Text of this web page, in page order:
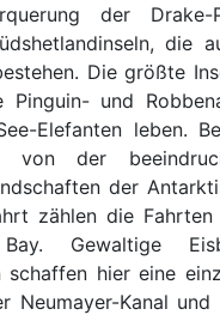
der Drake-
die
Die größte
Pinguin- und
Elefanten leben.
von der
der
zählen die
Gewaltige
schaffen hier eine
Neumayer-Kanal